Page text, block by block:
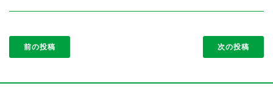
前の投稿 次の投稿